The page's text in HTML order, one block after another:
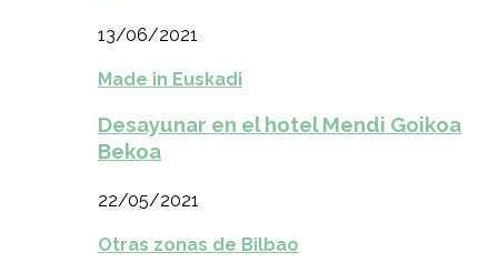
13/06/2021
Made in Euskadi
Desayunar en el hotel Mendi Goikoa
Bekoa
22/05/2021
Otras zonas de Bilbao